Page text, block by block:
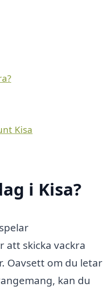
Kisa
i Kisa?
skicka vackra
Oavsett om du letar
kan du